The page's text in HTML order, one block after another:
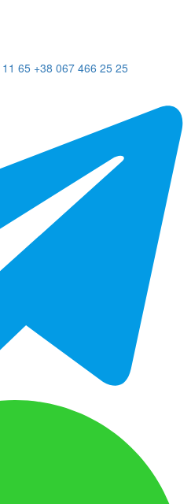
65 +38 067 466 25 25